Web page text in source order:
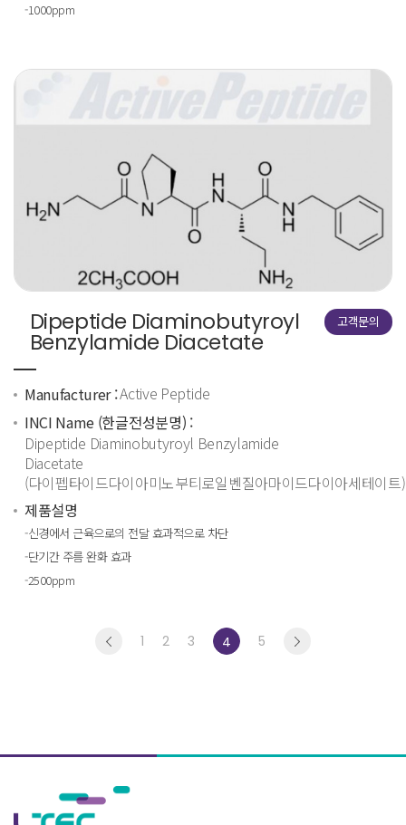
-1000ppm
Dipeptide Diaminobutyroyl
Benzylamide Diacetate
고객문의
Manufacturer :Active Peptide
INCI Name (한글전성분명) :
Dipeptide Diaminobutyroyl Benzylamide
Diacetate
(다이펩타이드다이아미노부티로일벤질아마이드다이아세테이트)
제품설명
-신경에서 근육으로의 전달 효과적으로 차단
-단기간 주름 완화 효과
-2500ppm
1 2 3 4 5